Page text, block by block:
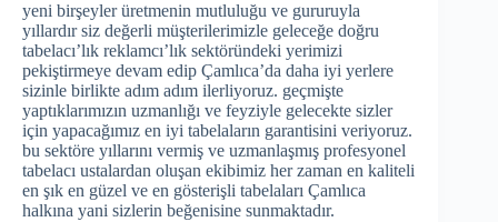
yeni birşeyler üretmenin mutluluğu ve gururuyla
yıllardır siz değerli müşterilerimizle geleceğe doğru
tabelacı’lık reklamcı’lık sektöründeki yerimizi
pekiştirmeye devam edip Çamlıca’da daha iyi yerlere
sizinle birlikte adım adım ilerliyoruz. geçmişte
yaptıklarımızın uzmanlığı ve feyziyle gelecekte sizler
için yapacağımız en iyi tabelaların garantisini veriyoruz.
bu sektöre yıllarını vermiş ve uzmanlaşmış profesyonel
tabelacı ustalardan oluşan ekibimiz her zaman en kaliteli
en şık en güzel ve en gösterişli tabelaları Çamlıca
halkına yani sizlerin beğenisine sunmaktadır.